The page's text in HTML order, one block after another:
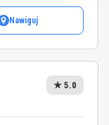
Nawiguj
★ 5.0